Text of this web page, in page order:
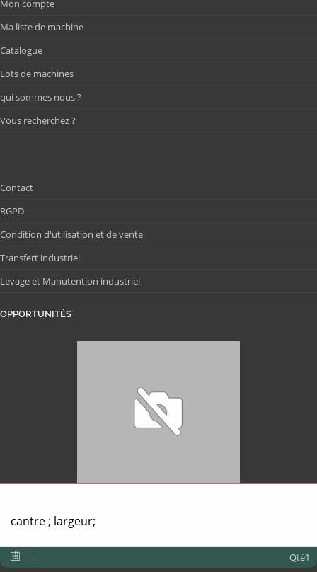
Mon compte
Ma liste de machine
Catalogue
Lots de machines
qui sommes nous ?
Vous recherchez ?
Contact
RGPD
Condition d'utilisation et de vente
Transfert industriel
Levage et Manutention industriel
OPPORTUNITÉS
cantre ; largeur;
Qté1